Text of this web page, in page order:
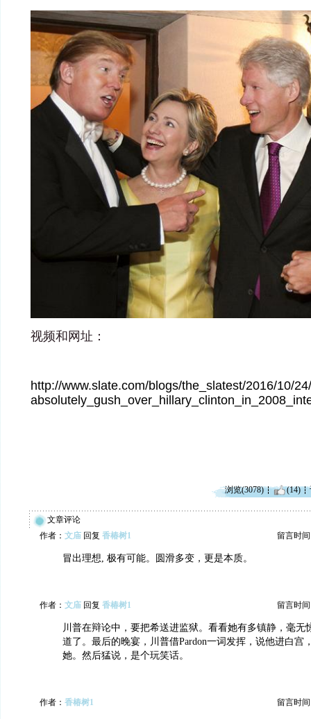
视频和网址：
http://www.slate.com/blogs/the_slatest/2016/10/
浏览(3078) (14)
文章评论
作者： 文庙 回复 香椿树1 留言时间
冒出理想, 极有可能。圆滑多变，更是本质。
作者： 文庙 回复 香椿树1 留言时间
川普在辩论中，要把希送进监狱。看看她有多镇静，毫无
道了。最后的晚宴，川普借Pardon一词发挥，说他进白宫
她。然后猛说，是个玩笑话。
作者： 香椿树1 留言时间